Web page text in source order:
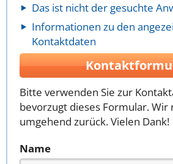
Das ist nicht der gesuchte
Informationen zu den
Kontaktdaten
Bitte verwenden Sie zur
bevorzugt dieses Formular. Wir
umgehend zurück. Vielen Dank!
Name